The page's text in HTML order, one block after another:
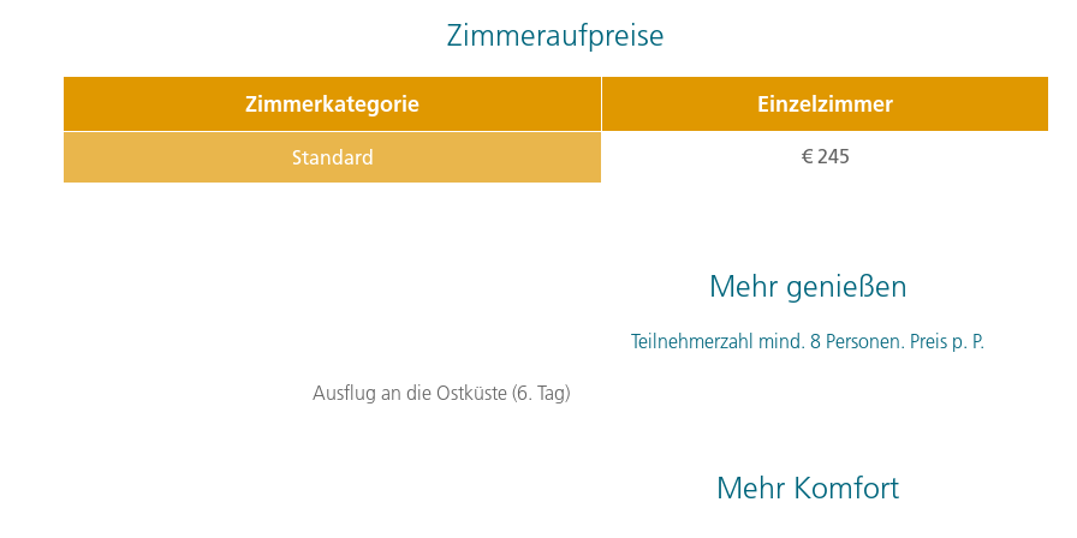
Tagesverlaufansehen
Stationen:
1. Ponta Delgada, Portugal
Der heutige Tag ist dem
Schwefelige
Restaurant probieren wir
typischen Sicheltannen
Zimmeraufpreise
Zimmerkategorie Einzelzimmer
Standard € 245
Mehr genießen
Teilnehmerzahl mind. 8 Personen. Preis p. P.
Ausflug an die Ostküste (6. Tag)
Mehr Komfort